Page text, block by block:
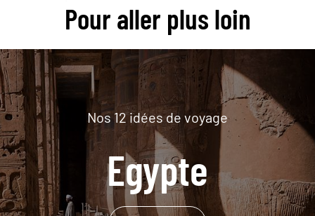
Pour aller plus loin
Nos 12 idées de voyage
Egypte